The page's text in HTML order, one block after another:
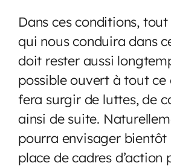
Dans ces conditions,
qui nous conduira dans
doit rester aussi
possible ouvert à tout ce
fera surgir de luttes, de
ainsi de suite.
pourra envisager bientôt
place de cadres d’action